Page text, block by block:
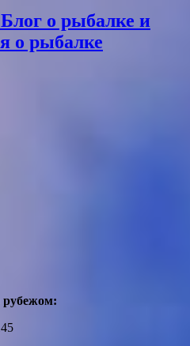
о рыбалке и
о рыбалке
рубежом: